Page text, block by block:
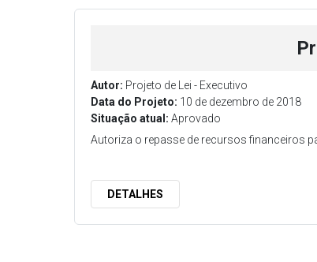
Autor: Projeto de Lei - Executivo
Data do Projeto: 10 de dezembro de 2018
Situação atual: Aprovado
Autoriza o repasse de recursos financeiros
DETALHES